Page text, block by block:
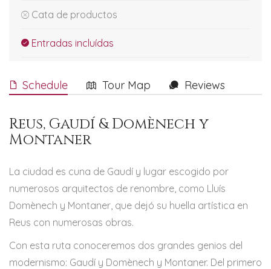
Cata de productos
Entradas incluídas
Schedule Tour Map Reviews
Reus, Gaudí & Domènech y
Montaner
La ciudad es cuna de Gaudí y lugar escogido por
numerosos arquitectos de renombre, como Lluís
Domènech y Montaner, que dejó su huella artística en
Reus con numerosas obras.
Con esta ruta conoceremos dos grandes genios del
modernismo: Gaudí y Domènech y Montaner. Del primero